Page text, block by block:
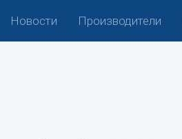
Новости Производители